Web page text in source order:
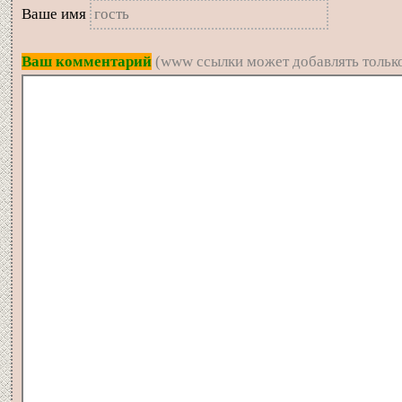
Вашe имя
Ваш комментарий (www ссылки может добавлять